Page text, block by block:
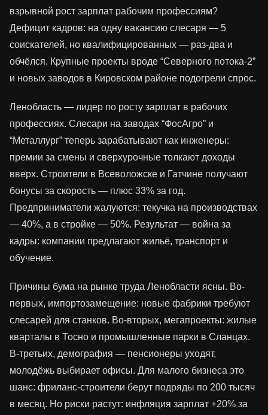
взрывной рост зарплат рабочим профессиям?
Дефицит кадров: на одну вакансию слесаря — 5
соискателей, но квалифицированных — раз-два и
обчёлся. Крупные проекты вроде “Северного потока-2”
и новых заводов в Кировском районе подогрели спрос.
Ленобласть — лидер по росту зарплат в рабочих
профессиях. Слесари на заводах “ФосАгро” и
“Металлург” теперь зарабатывают как инженеры:
премии за смены и сверхурочные толкают доходы
вверх. Строители в Всеволожске и Гатчине получают
бонусы за скорость — плюс 33% за год.
Предприниматели жалуются: текучка на производствах
— 40%, а в стройке — 50%. Результат — война за
кадры: компании предлагают жильё, транспорт и
обучение.
Причины бума на рынке труда Ленобласти ясны. Во-
первых, импортозамещение: новые фабрики требуют
слесарей для станков. Во-вторых, мегапроекты: жилые
кварталы в Тосно и промышленные парки в Сланцах.
В-третьих, демография — пенсионеры уходят,
молодёжь выбирает офисы. Для малого бизнеса это
шанс: фриланс-строители берут подряды по 200 тысяч
в месяц. Но риски растут: инфляция зарплат +20% за